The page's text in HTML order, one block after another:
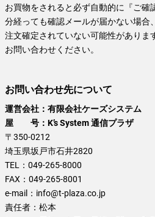
お買物をされると必ず自動的に『ご確
分経っても確認メールが届かない場合
注文確定されていない可能性がありま
お問い合わせください。
お問い合わせ先について
運営会社：有限会社ケーズシステム
屋 号：K’s System 通信プラザ
〒350-0212
埼玉県坂戸市石井2820
TEL： 049-265-8000
FAX： 049-265-8001
e-mail： info@t-plaza.co.jp
責任者： 松本